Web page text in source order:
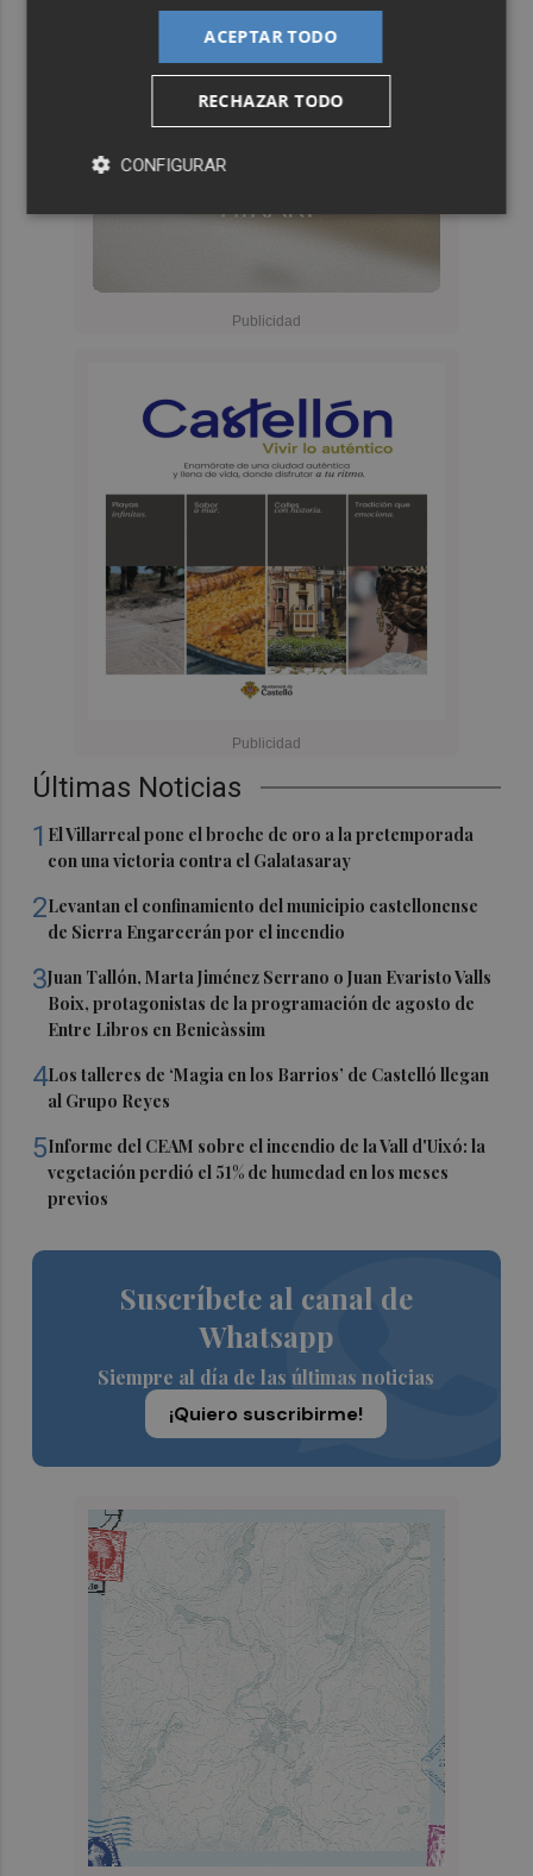
Últimas Noticias
1 El Villarreal pone el broche de oro a la pretemporada
con una victoria contra el Galatasaray
2Levantan el confinamiento del municipio castellonense
de Sierra Engarcerán por el incendio
3Juan Tallón, Marta Jiménez Serrano o Juan Evaristo Valls
Boix, protagonistas de la programación de agosto de
Entre Libros en Benicàssim
4Los talleres de ‘Magia en los Barrios’ de Castelló llegan
al Grupo Reyes
5Informe del CEAM sobre el incendio de la Vall d'Uixó: la
vegetación perdió el 51% de humedad en los meses
previos
Suscríbete al canal de
Whatsapp
Siempre al día de las últimas noticias
¡Quiero suscribirme!
ACEPTAR TODO
RECHAZAR TODO
CONFIGURAR